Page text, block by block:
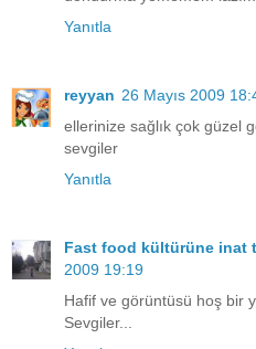
Yanıtla
reyyan 26 Mayıs 2009
ellerinize sağlık çok güzel
sevgiler
Yanıtla
Fast food kültürüne inat
2009 19:19
Hafif ve görüntüsü hoş bir
Sevgiler...